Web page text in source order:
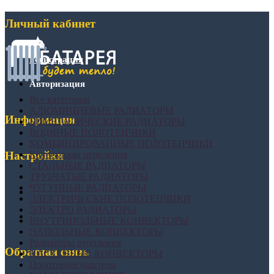
Личный кабинет
Регистрация
Авторизация
Информация
Настройки
Обратная связь
БИМЕТАЛИЧЕСКИЕ РАДИАТОРЫ
Конвекторы отопления
СТАЛЬНЫЕ РАДИАТОРЫ
НАСТЕННЫЕ КОНВЕКТОРЫ